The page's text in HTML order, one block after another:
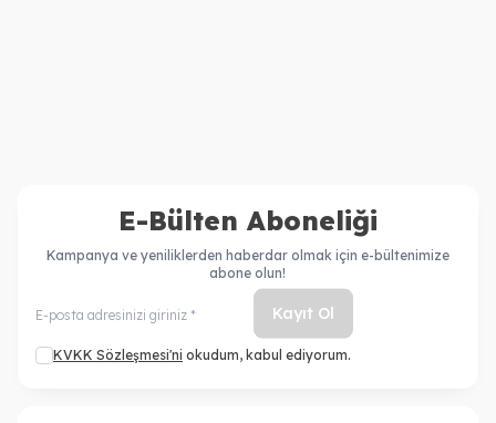
E-Bülten Aboneliği
Kampanya ve yeniliklerden haberdar olmak için e-bültenimize
abone olun!
Kayıt Ol
KVKK Sözleşmesi'ni okudum, kabul ediyorum.